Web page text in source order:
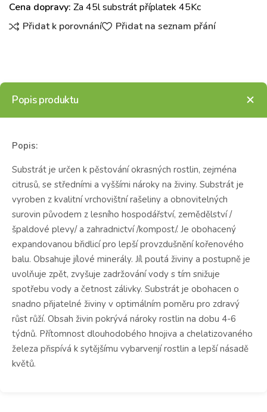
Cena dopravy: Za 45l substrát příplatek 45Kc
Přidat k porovnání
Přidat na seznam přání
Popis produktu
Popis:
Substrát je určen k pěstování okrasných rostlin, zejména
citrusů, se středními a vyššími nároky na živiny. Substrát je
vyroben z kvalitní vrchovištní rašeliny a obnovitelných
surovin původem z lesního hospodářství, zemědělství /
špaldové plevy/ a zahradnictví /kompost/. Je obohacený
expandovanou břidlicí pro lepší provzdušnění kořenového
balu. Obsahuje jílové minerály. Jíl poutá živiny a postupně je
uvolňuje zpět, zvyšuje zadržování vody s tím snižuje
spotřebu vody a četnost zálivky. Substrát je obohacen o
snadno přijatelné živiny v optimálním poměru pro zdravý
růst růží. Obsah živin pokrývá nároky rostlin na dobu 4-6
týdnů. Přítomnost dlouhodobého hnojiva a chelatizovaného
železa přispívá k sytějšímu vybarvenjí rostlin a lepší násadě
květů.